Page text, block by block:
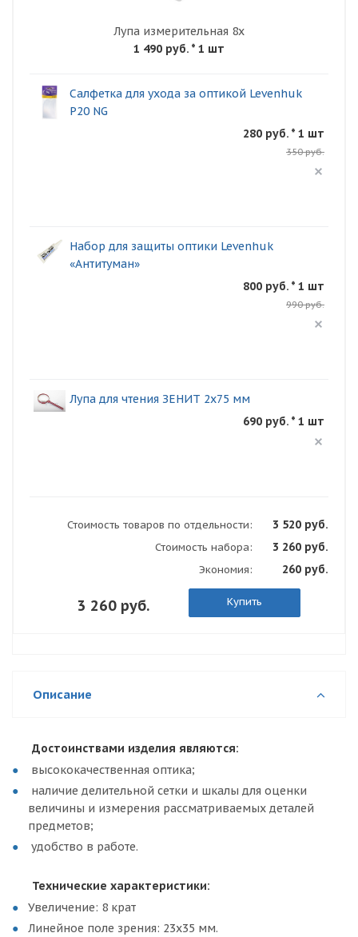
Лупа измерительная 8х
1 490 руб. * 1 шт
Салфетка для ухода за оптикой Levenhuk
P20 NG
280 руб. * 1 шт
350 руб.
Набор для защиты оптики Levenhuk
«Антитуман»
800 руб. * 1 шт
990 руб.
Лупа для чтения ЗЕНИТ 2х75 мм
690 руб. * 1 шт
Стоимость товаров по отдельности: 3 520 руб.
Стоимость набора: 3 260 руб.
Экономия: 260 руб.
3 260 руб. Купить
Описание
Достоинствами изделия являются:
высококачественная оптика;
наличие делительной сетки и шкалы для оценки
величины и измерения рассматриваемых деталей
предметов;
удобство в работе.
Технические характеристики:
Увеличение: 8 крат
Линейное поле зрения: 23х35 мм.